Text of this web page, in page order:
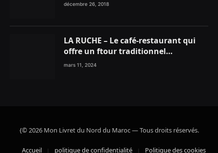
décembre 26, 2018
LA RUCHE – Le café-restaurant qui
offre un ftour traditionnel
gourmand
mars 11, 2024
{© 2026 Mon Livret du Nord du Maroc — Tous droits réservés.
Accueil politique de confidentialité Politique des cookies